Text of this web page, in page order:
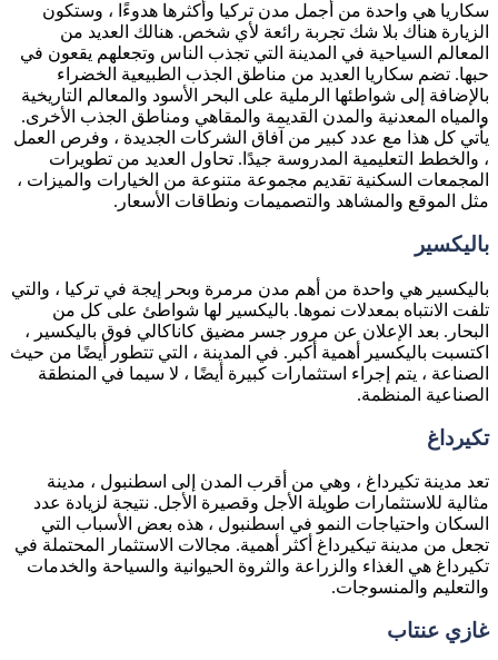
سكاريا هي واحدة من أجمل مدن تركيا وأكثرها هدوءًا ، وستكون
الزيارة هناك بلا شك تجربة رائعة لأي شخص. هنالك العديد من
المعالم السياحية في المدينة التي تجذب الناس وتجعلهم يقعون في
حبها. تضم سكاريا العديد من مناطق الجذب الطبيعية الخضراء
بالإضافة إلى شواطئها الرملية على البحر الأسود والمعالم التاريخية
والمياه المعدنية والمدن القديمة والمقاهي ومناطق الجذب الأخرى.
يأتي كل هذا مع عدد كبير من آفاق الشركات الجديدة ، وفرص العمل
، والخطط التعليمية المدروسة جيدًا. تحاول العديد من تطويرات
المجمعات السكنية تقديم مجموعة متنوعة من الخيارات والميزات ،
مثل الموقع والمشاهد والتصميمات ونطاقات الأسعار.
باليكسير
باليكسير هي واحدة من أهم مدن مرمرة وبحر إيجة في تركيا ، والتي
تلفت الانتباه بمعدلات نموها. باليكسير لها شواطئ على كل من
البحار. بعد الإعلان عن مرور جسر مضيق كاناكالي فوق باليكسير ،
اكتسبت باليكسير أهمية أكبر. في المدينة ، التي تتطور أيضًا من حيث
الصناعة ، يتم إجراء استثمارات كبيرة أيضًا ، لا سيما في المنطقة
الصناعية المنظمة.
تكيرداغ
تعد مدينة تكيرداغ ، وهي من أقرب المدن إلى اسطنبول ، مدينة
مثالية للاستثمارات طويلة الأجل وقصيرة الأجل. نتيجة لزيادة عدد
السكان واحتياجات النمو في اسطنبول ، هذه بعض الأسباب التي
تجعل من مدينة تيكيرداغ أكثر أهمية. مجالات الاستثمار المحتملة في
تكيرداغ هي الغذاء والزراعة والثروة الحيوانية والسياحة والخدمات
والتعليم والمنسوجات.
غازي عنتاب